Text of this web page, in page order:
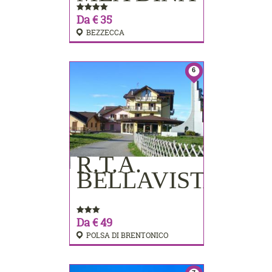
Da € 35
BEZZECCA
6
R.T.A.
BELLAVISTA
Da € 49
POLSA DI BRENTONICO
PRENOTA